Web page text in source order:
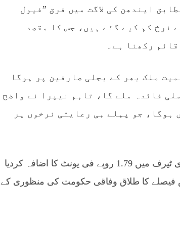
ایندھن کی لاگت میں فرق ”فیول
نرخ کم کیے گئے ہیں، جس کا مقصد
رکھنا ہے۔
ملک بھر کے بجلی صارفین پر ہوگا
فائدہ ملے گا، تاہم نیپرا نے واضح
ہوگا، جو پہلے ہی رعایتی نرخوں پر
دوسری جانب نیپرا نے یکم جنوری سے بجلی کے اوسط بنیادی ٹیرف میں 1.79 روپے فی یونٹ کا اضافہ کردیا
فیصلے کا طلاق وفاقی حکومت کی منظوری کے